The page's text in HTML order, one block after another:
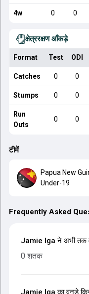
4w 0 0
क्षेत्ररक्षण आँकड़े
Format Test ODI
Catches 0 0
Stumps 0 0
Run
Outs
0 0
टीमें
Papua New
Under-19
Frequently Asked
Jamie Iga ने अभी तक
0 शतक
Jamie Iga का वनडे